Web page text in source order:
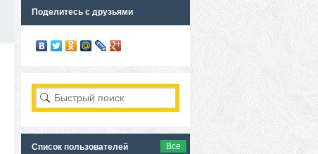
Поделитесь с друзьями
Список пользователей Все